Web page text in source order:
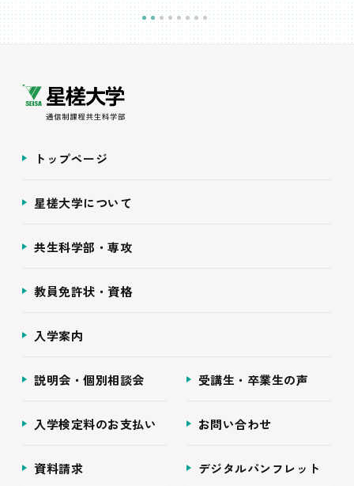
トップページ
星槎大学について
共生科学部・専攻
教員免許状・資格
入学案内
説明会・個別相談会 受講生・卒業生の声
入学検定料のお支払い お問い合わせ
資料請求 デジタルパンフレット